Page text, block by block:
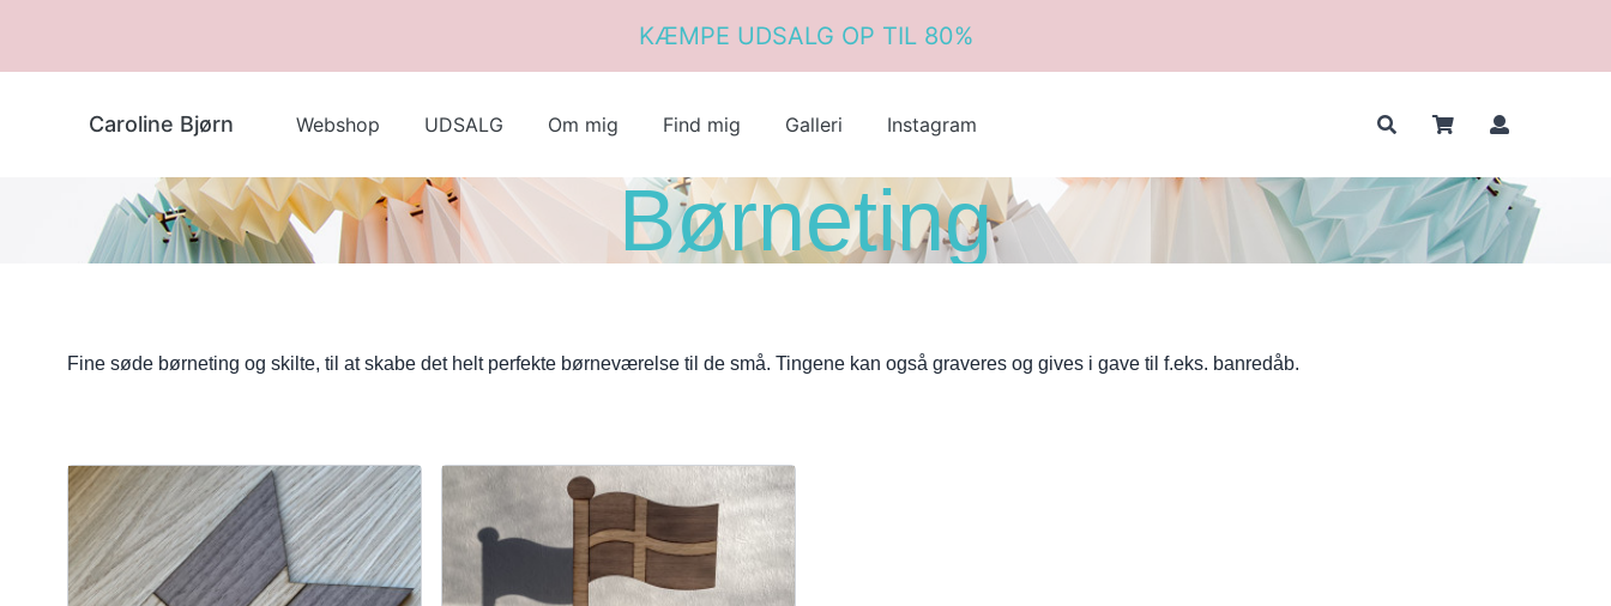
KÆMPE UDSALG OP TIL 80%
Caroline Bjørn Webshop UDSALG Om mig Find mig Galleri Instagram
Børneting
Fine søde børneting og skilte, til at skabe det helt perfekte børneværelse til de små. Tingene kan også graveres og gives i gave til f.eks. banredåb.